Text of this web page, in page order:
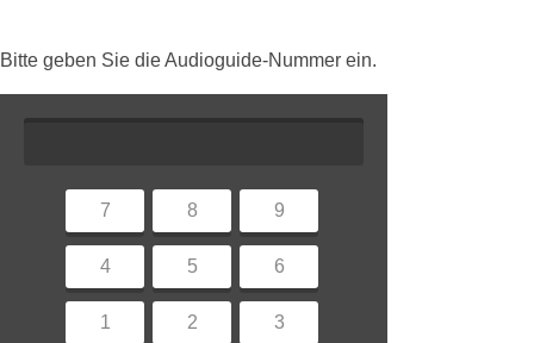
Bitte geben Sie die Audioguide-Nummer ein.
7 8 9
4 5 6
1 2 3